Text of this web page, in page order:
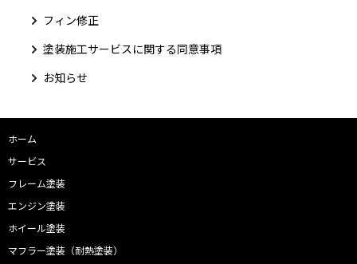
フィン修正
塗装施工サービスに関する同意事項
お知らせ
ホーム
サービス
フレーム塗装
エンジン塗装
ホイール塗装
マフラー塗装（耐熱塗装）